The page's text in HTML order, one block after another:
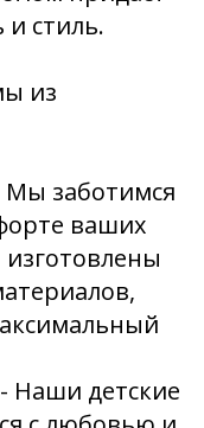
стиль.
из
Мы заботимся
ваших
- Наши детские